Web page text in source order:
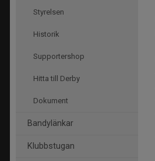
Styrelsen
Historik
Supportershop
Hitta till Derby
Dokument
Bandylänkar
Klubbstugan